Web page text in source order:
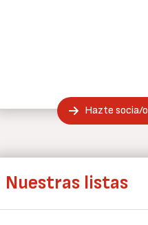
Hazte socia/o
Nuestras listas